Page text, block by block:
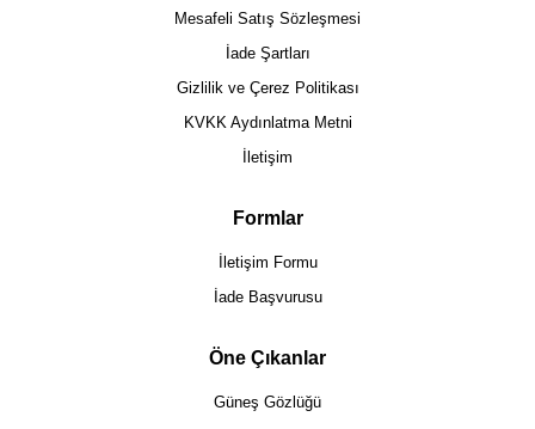
Mesafeli Satış Sözleşmesi
İade Şartları
Gizlilik ve Çerez Politikası
KVKK Aydınlatma Metni
İletişim
Formlar
İletişim Formu
İade Başvurusu
Öne Çıkanlar
Güneş Gözlüğü